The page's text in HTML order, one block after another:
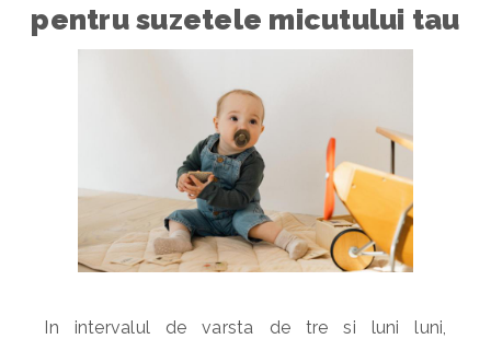
pentru suzetele micutului tau
In intervalul de varsta de tre si luni luni,